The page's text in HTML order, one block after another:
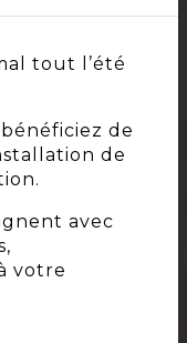
tout l’été
de
de
avec
votre